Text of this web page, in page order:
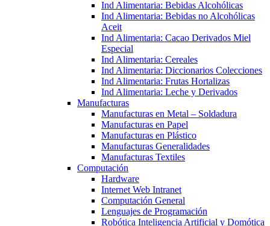
Ind Alimentaria: Bebidas Alcohólicas
Ind Alimentaria: Bebidas no Alcohólicas
Aceit
Ind Alimentaria: Cacao Derivados Miel
Especial
Ind Alimentaria: Cereales
Ind Alimentaria: Diccionarios Colecciones
Ind Alimentaria: Frutas Hortalizas
Ind Alimentaria: Leche y Derivados
Manufacturas
Manufacturas en Metal – Soldadura
Manufacturas en Papel
Manufacturas en Plástico
Manufacturas Generalidades
Manufacturas Textiles
Computación
Hardware
Internet Web Intranet
Computación General
Lenguajes de Programación
Robótica Inteligencia Artificial y Domótica